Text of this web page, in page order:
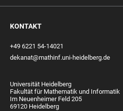
KONTAKT
+49 6221 54-14021
dekanat@mathinf.uni-heidelberg.de
Universität Heidelberg
Fakultät für Mathematik und Informatik
Im Neuenheimer Feld 205
69120 Heidelberg